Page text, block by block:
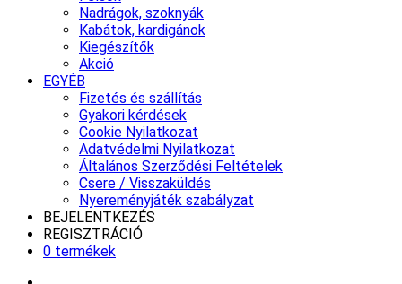
Nadrágok, szoknyák
Kabátok, kardigánok
Kiegészítők
Akció
EGYÉB
Fizetés és szállítás
Gyakori kérdések
Cookie Nyilatkozat
Adatvédelmi Nyilatkozat
Általános Szerződési Feltételek
Csere / Visszaküldés
Nyereményjáték szabályzat
BEJELENTKEZÉS
REGISZTRÁCIÓ
0 termékek